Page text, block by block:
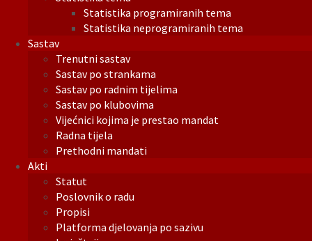
Statistika programiranih tema
Statistika neprogramiranih tema
Sastav
Trenutni sastav
Sastav po strankama
Sastav po radnim tijelima
Sastav po klubovima
Vijećnici kojima je prestao mandat
Radna tijela
Prethodni mandati
Akti
Statut
Poslovnik o radu
Propisi
Platforma djelovanja po sazivu